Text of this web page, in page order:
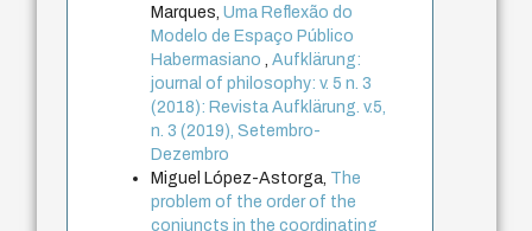
Marques,Uma Reflexão do
Modelo de Espaço Público
Habermasiano
,Aufklärung:
journal of philosophy: v. 5 n. 3
(2018): Revista Aufklärung. v.5,
n. 3 (2019), Setembro-
Dezembro
Miguel López-Astorga, The
problem of the order of the
conjuncts in the coordinating